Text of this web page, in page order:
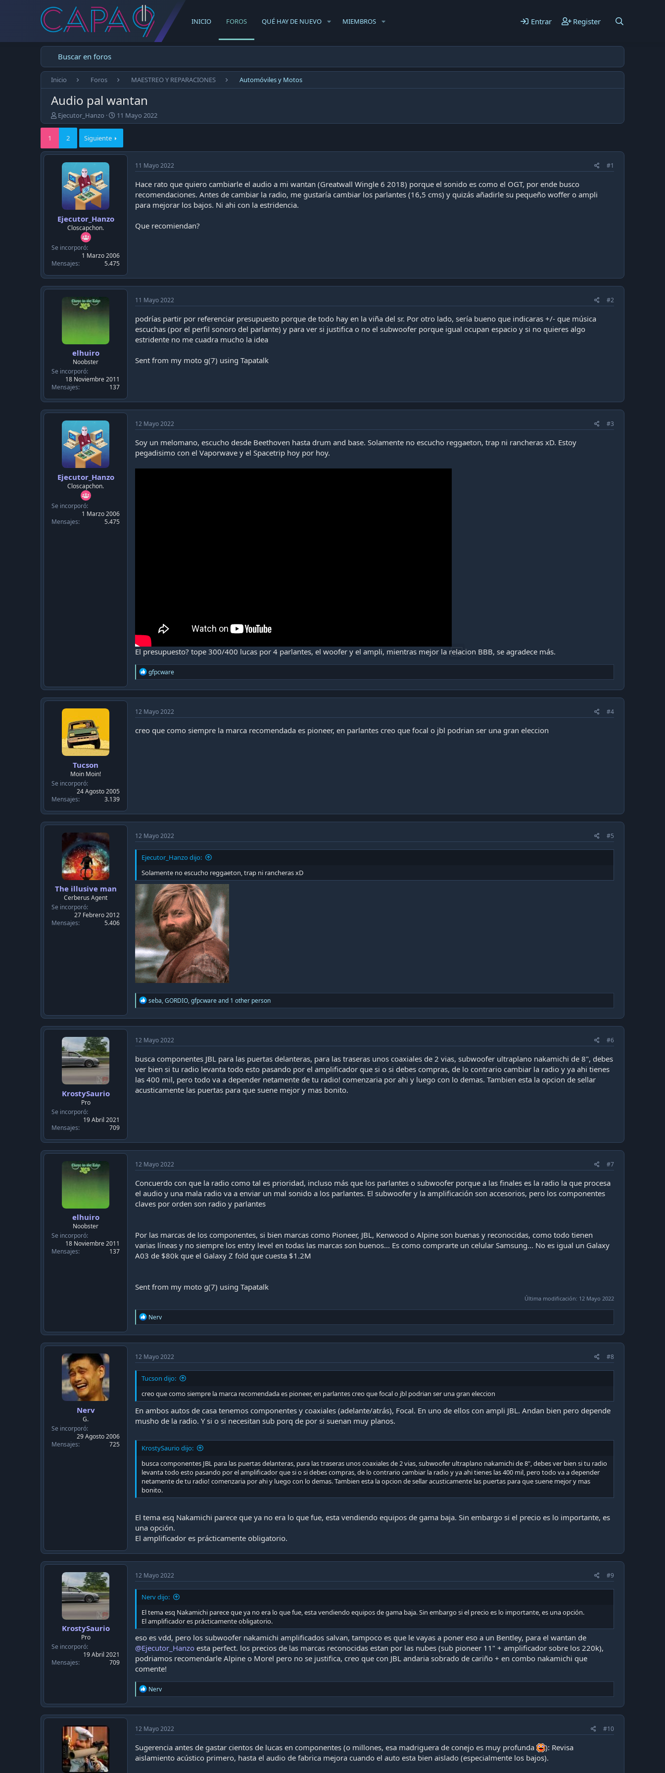
INICIO FOROS QUÉ HAY DE NUEVO MIEMBROS Entrar Register
Buscar en foros
Inicio Foros MAESTREO Y REPARACIONES Automóviles y Motos
Audio pal wantan
E
m
z
m
Ejecutor_Hanzo
F
e
h
a
ó
n
11 Mayo 2022
1 2 Siguiente
Ejecutor_Hanzo
Closcapchon.
Se incorporó
1 Marzo 2006
Mensajes
5.475
11 Mayo 2022 #1
Hace rato que quiero cambiarle el audio a mi wantan (Greatwall Wingle 6 2018) porque el sonido es como el OGT, por ende busco
recomendaciones. Antes de cambiar la radio, me gustaría cambiar los parlantes (16,5 cms) y quizás añadirle su pequeño woffer o ampli
para mejorar los bajos. Ni ahi con la estridencia.
Que recomiendan?
elhuiro
Noobster
Se incorporó
18 Noviembre 2011
Mensajes
137
11 Mayo 2022 #2
podrías partir por referenciar presupuesto porque de todo hay en la viña del sr. Por otro lado, sería bueno que indicaras +/- que música
escuchas (por el perfil sonoro del parlante) y para ver si justifica o no el subwoofer porque igual ocupan espacio y si no quieres algo
estridente no me cuadra mucho la idea
Sent from my moto g(7) using Tapatalk
Ejecutor_Hanzo
Closcapchon.
Se incorporó
1 Marzo 2006
Mensajes
5.475
12 Mayo 2022 #3
Soy un melomano, escucho desde Beethoven hasta drum and base. Solamente no escucho reggaeton, trap ni rancheras xD. Estoy
pegadisimo con el Vaporwave y el Spacetrip hoy por hoy.
El presupuesto? tope 300/400 lucas por 4 parlantes, el woofer y el ampli, mientras mejor la relacion BBB, se agradece más.
R
e
i
o
s
gfpcware
Tucson
Moin Moin!
Se incorporó
24 Agosto 2005
Mensajes
3.139
12 Mayo 2022 #4
creo que como siempre la marca recomendada es pioneer, en parlantes creo que focal o jbl podrian ser una gran eleccion
The illusive man
Cerberus Agent
Se incorporó
27 Febrero 2012
Mensajes
5.406
12 Mayo 2022 #5
Ejecutor_Hanzo dijo:
Solamente no escucho reggaeton, trap ni rancheras xD
R
e
i
o
s
:
seba,GORDIO,gfpcwareand 1 other person
KrostySaurio
Pro
Se incorporó
19 Abril 2021
Mensajes
709
12 Mayo 2022 #6
busca componentes JBL para las puertas delanteras, para las traseras unos coaxiales de 2 vias, subwoofer ultraplano nakamichi de 8", debes
ver bien si tu radio levanta todo esto pasando por el amplificador que si o si debes compras, de lo contrario cambiar la radio y ya ahi tienes
las 400 mil, pero todo va a depender netamente de tu radio! comenzaria por ahi y luego con lo demas. Tambien esta la opcion de sellar
acusticamente las puertas para que suene mejor y mas bonito.
elhuiro
Noobster
Se incorporó
18 Noviembre 2011
Mensajes
137
12 Mayo 2022 #7
Concuerdo con que la radio como tal es prioridad, incluso más que los parlantes o subwoofer porque a las finales es la radio la que procesa
el audio y una mala radio va a enviar un mal sonido a los parlantes. El subwoofer y la amplificación son accesorios, pero los componentes
claves por orden son radio y parlantes
Por las marcas de los componentes, si bien marcas como Pioneer, JBL, Kenwood o Alpine son buenas y reconocidas, como todo tienen
varias líneas y no siempre los entry level en todas las marcas son buenos... Es como comprarte un celular Samsung... No es igual un Galaxy
A03 de $80k que el Galaxy Z fold que cuesta $1.2M
Sent from my moto g(7) using Tapatalk
Última modificación: 12 Mayo 2022
R
e
i
o
n
s
Nerv
Nerv
G.
Se incorporó
29 Agosto 2006
Mensajes
725
12 Mayo 2022 #8
Tucson dijo:
creo que como siempre la marca recomendada es pioneer, en parlantes creo que focal o jbl podrian ser una gran eleccion
En ambos autos de casa tenemos componentes y coaxiales (adelante/atrás), Focal. En uno de ellos con ampli JBL. Andan bien pero depende
musho de la radio. Y si o si necesitan sub porq de por si suenan muy planos.
KrostySaurio dijo:
busca componentes JBL para las puertas delanteras, para las traseras unos coaxiales de 2 vias, subwoofer ultraplano nakamichi de 8", debes ver bien si tu radio
levanta todo esto pasando por el amplificador que si o si debes compras, de lo contrario cambiar la radio y ya ahi tienes las 400 mil, pero todo va a depender
netamente de tu radio! comenzaria por ahi y luego con lo demas. Tambien esta la opcion de sellar acusticamente las puertas para que suene mejor y mas
bonito.
El tema esq Nakamichi parece que ya no era lo que fue, esta vendiendo equipos de gama baja. Sin embargo si el precio es lo importante, es
una opción.
El amplificador es prácticamente obligatorio.
KrostySaurio
Pro
Se incorporó
19 Abril 2021
Mensajes
709
12 Mayo 2022 #9
Nerv dijo:
El tema esq Nakamichi parece que ya no era lo que fue, esta vendiendo equipos de gama baja. Sin embargo si el precio es lo importante, es una opción.
El amplificador es prácticamente obligatorio.
eso es vdd, pero los subwoofer nakamichi amplificados salvan, tampoco es que le vayas a poner eso a un Bentley, para el wantan de
@Ejecutor_Hanzo esta perfect. los precios de las marcas reconocidas estan por las nubes (sub pioneer 11" + amplificador sobre los 220k),
podriamos recomendarle Alpine o Morel pero no se justifica, creo que con JBL andaria sobrado de cariño + en combo nakamichi que
comente!
R
e
i
o
s
:
Nerv
12 Mayo 2022 #10
Sugerencia antes de gastar cientos de lucas en componentes (o millones, esa madriguera de conejo es muy profunda
): Revisa
aislamiento acústico primero, hasta el audio de fabrica mejora cuando el auto esta bien aislado (especialmente los bajos).